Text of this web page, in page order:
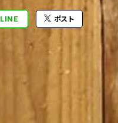
LINE ポスト